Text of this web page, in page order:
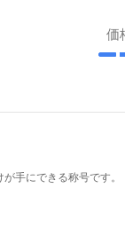
価
手にできる称号です。